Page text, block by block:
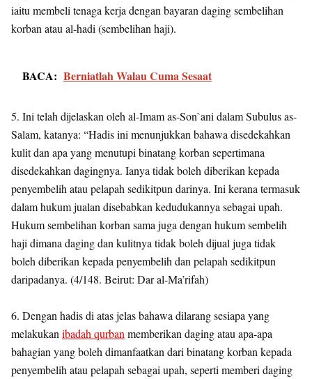
iaitu membeli tenaga kerja dengan bayaran daging sembelihan
korban atau al-hadi (sembelihan haji).
BACA: Berniatlah Walau Cuma Sesaat
5. Ini telah dijelaskan oleh al-Imam as-Son`ani dalam Subulus as-
Salam, katanya: “Hadis ini menunjukkan bahawa disedekahkan
kulit dan apa yang menutupi binatang korban sepertimana
disedekahkan dagingnya. Ianya tidak boleh diberikan kepada
penyembelih atau pelapah sedikitpun darinya. Ini kerana termasuk
dalam hukum jualan disebabkan kedudukannya sebagai upah.
Hukum sembelihan korban sama juga dengan hukum sembelih
haji dimana daging dan kulitnya tidak boleh dijual juga tidak
boleh diberikan kepada penyembelih dan pelapah sedikitpun
daripadanya. (4/148. Beirut: Dar al-Ma’rifah)
6. Dengan hadis di atas jelas bahawa dilarang sesiapa yang
melakukan ibadah qurban memberikan daging atau apa-apa
bahagian yang boleh dimanfaatkan dari binatang korban kepada
penyembelih atau pelapah sebagai upah, seperti memberi daging